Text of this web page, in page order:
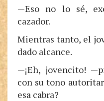
—Eso no lo sé,
cazador.
Mientras tanto, el
dado alcance.
—¡Eh, jovencito!
con su tono
esa cabra?